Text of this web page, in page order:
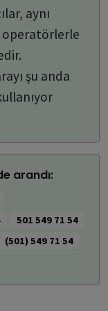
aynı
operatörlerle
şu anda
arandı:
501 549 71 54
(501) 549 71 54